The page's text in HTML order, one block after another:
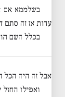
בשלממא אם
עדות אז זה סתם
בכלל השם
אבל זה היה הכל
ואפילו